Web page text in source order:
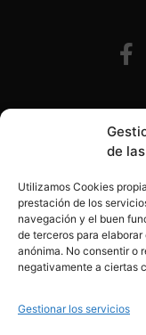
de
Utilizamos Cookies
prestación de los
navegación y el buen
de terceros para
anónima. No consentir o
negativamente a ciertas
Gestionar los servicios
Otras formas
© 2020,